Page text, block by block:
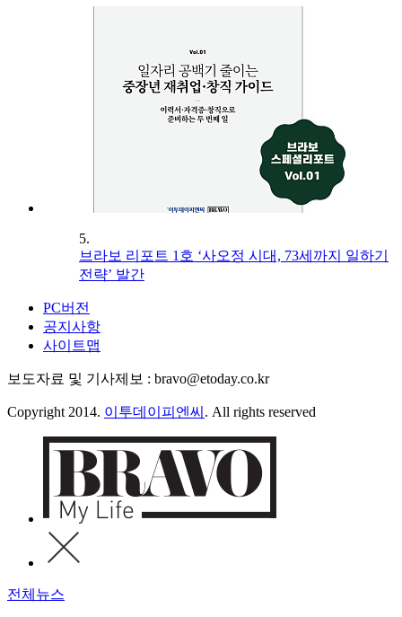
5.
브라보 리포트 1호 ‘사오정 시대, 73세까지 일하기
전략’ 발간
PC버전
공지사항
사이트맵
보도자료 및 기사제보 : bravo@etoday.co.kr
Copyright 2014. 이투데이피엔씨 . All rights reserved
전체뉴스